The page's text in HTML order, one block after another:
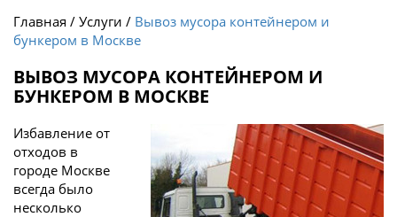
Главная / Услуги / Вывоз мусора контейнером и
бункером в Москве
ВЫВОЗ МУСОРА КОНТЕЙНЕРОМ И
БУНКЕРОМ В МОСКВЕ
Избавление от
отходов в
городе Москве
всегда было
несколько